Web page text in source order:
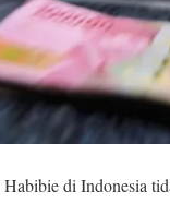
di Indonesia